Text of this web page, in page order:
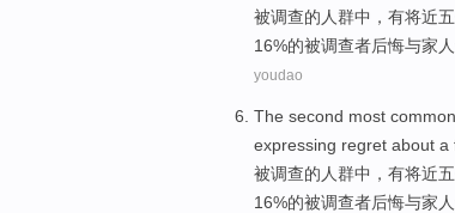
被调查的人群中， 有将近
16%的被调查者后悔与家人
youdao
The second most common
expressing regret about a
被调查的人群中， 有将近
16%的被调查者后悔与家人